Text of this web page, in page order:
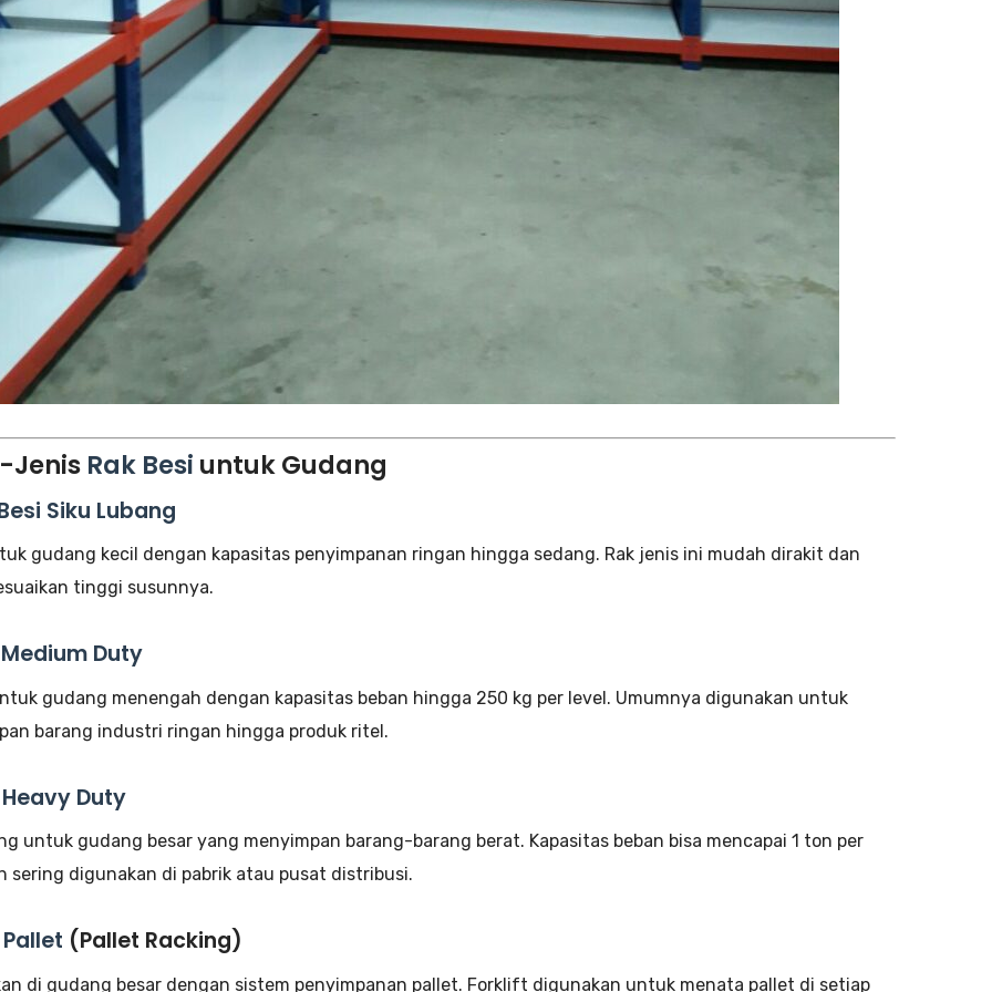
Jenis Rak Besi untuk Gudang
Siku Lubang
gudang kecil dengan kapasitas penyimpanan ringan hingga sedang. Rak jenis ini mudah dirakit dan
tinggi susunnya.
Duty
gudang menengah dengan kapasitas beban hingga 250 kg per level. Umumnya digunakan untuk
barang industri ringan hingga produk ritel.
Duty
untuk gudang besar yang menyimpan barang-barang berat. Kapasitas beban bisa mencapai 1 ton per
sering digunakan di pabrik atau pusat distribusi.
(Pallet Racking)
di gudang besar dengan sistem penyimpanan pallet. Forklift digunakan untuk menata pallet di setiap